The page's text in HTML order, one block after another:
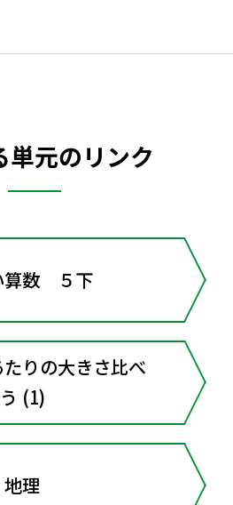
単元のリンク
算数 ５下
りの大きさ比べ
(1)
理